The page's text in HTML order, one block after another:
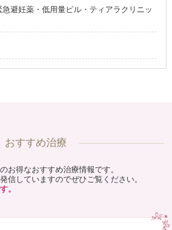
避妊薬・低用量ピル・ティアラクリニッ
おすすめ治療
お得なおすすめ治療情報です。
信していますのでぜひご覧ください。
。